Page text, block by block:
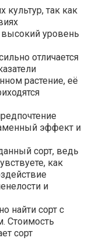
культур, так как
уровень
отличается
растение, её
эффект и
сорт, ведь
как
и
найти сорт с
Стоимость
сорт